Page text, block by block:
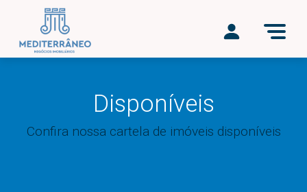
Disponíveis
Confira nossa cartela de imóveis disponíveis